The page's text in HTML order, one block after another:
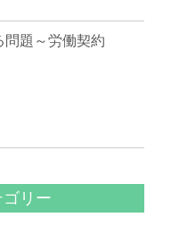
問題～労働契約
リー